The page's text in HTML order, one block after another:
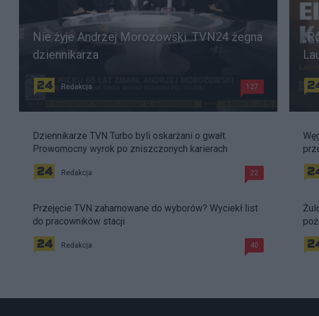
Nie żyje Andrzej Morozowski. TVN24 żegna
dziennikarza
Redakcja 127
Dziennikarze TVN Turbo byli oskarżani o gwałt.
Prowomocny wyrok po zniszczonych karierach
Redakcja 22
Przejęcie TVN zahamowane do wyborów? Wyciekł list
do pracowników stacji
Redakcja 40